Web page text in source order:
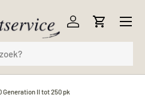
Inloggen
Menu
II tot 250 pk